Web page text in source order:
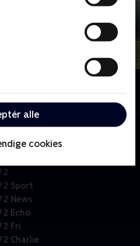
alle
cookies
2
2 Sport
2 News
2 Echo
2 Fri
2 Charlie